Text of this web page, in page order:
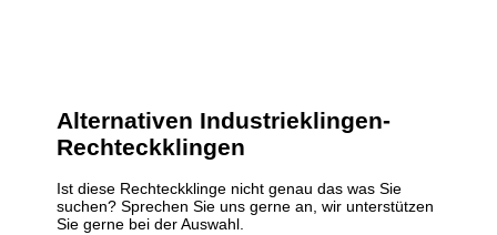
Alternativen Industrieklingen-
Rechteckklingen
Ist diese Rechteckklinge nicht genau das was Sie
suchen? Sprechen Sie uns gerne an, wir unterstützen
Sie gerne bei der Auswahl.